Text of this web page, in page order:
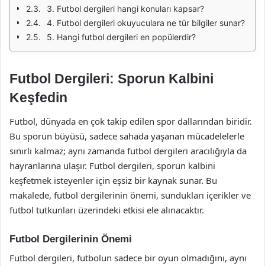
3. Futbol dergileri hangi konuları kapsar?
4. Futbol dergileri okuyuculara ne tür bilgiler sunar?
5. Hangi futbol dergileri en popülerdir?
Futbol Dergileri: Sporun Kalbini
Keşfedin
Futbol, dünyada en çok takip edilen spor dallarından biridir.
Bu sporun büyüsü, sadece sahada yaşanan mücadelelerle
sınırlı kalmaz; aynı zamanda futbol dergileri aracılığıyla da
hayranlarına ulaşır. Futbol dergileri, sporun kalbini
keşfetmek isteyenler için eşsiz bir kaynak sunar. Bu
makalede, futbol dergilerinin önemi, sundukları içerikler ve
futbol tutkunları üzerindeki etkisi ele alınacaktır.
Futbol Dergilerinin Önemi
Futbol dergileri, futbolun sadece bir oyun olmadığını, aynı